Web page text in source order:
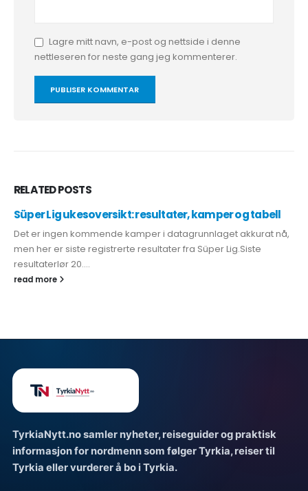
Lagre mitt navn, e-post og nettside i denne
nettleseren for neste gang jeg kommenterer.
RELATEDPOSTS
Süper Lig ukesoversikt: resultater, kamper og tabell
Det er ingen kommende kamper i datagrunnlaget akkurat nå,
men her er siste registrerte resultater fra Süper Lig.Siste
resultaterlør 20....
read more
TyrkiaNytt.no samler nyheter, reiseguider og praktisk
informasjon for nordmenn som følger Tyrkia, reiser til
Tyrkia eller vurderer å bo i Tyrkia.